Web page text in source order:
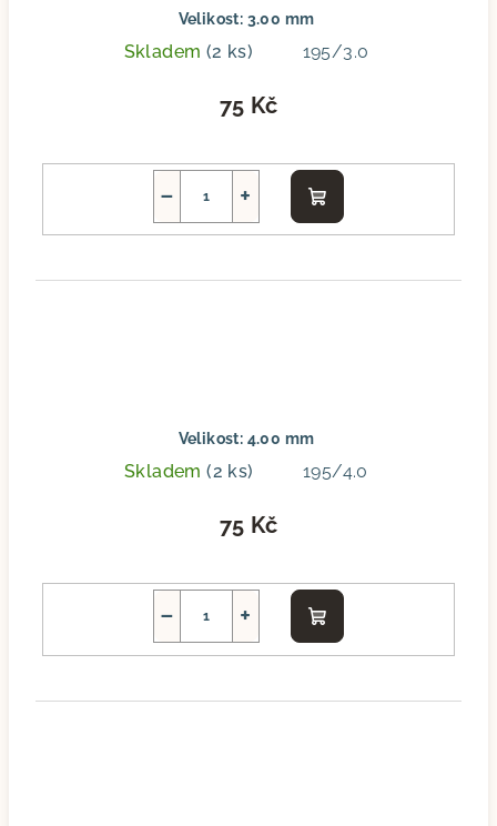
Velikost: 3.00 mm
Skladem (2 ks) 195/3.0
75 Kč
+
−
Do
košíku
Velikost: 4.00 mm
Skladem(2 ks) 195/4.0
75 Kč
+
−
Do
košíku